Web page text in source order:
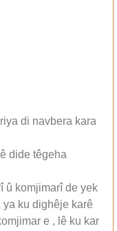
di navbera kara
dide têgeha
û komjimarî de yek
ku dighêje karê
e , lê ku kar